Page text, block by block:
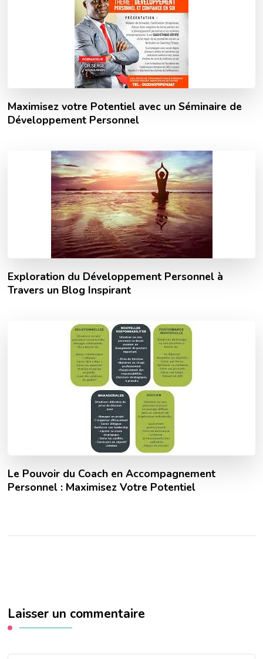
Maximisez votre Potentiel avec un Séminaire de
Développement Personnel
Exploration du Développement Personnel à
Travers un Blog Inspirant
Le Pouvoir du Coach en Accompagnement
Personnel : Maximisez Votre Potentiel
Laisser un commentaire